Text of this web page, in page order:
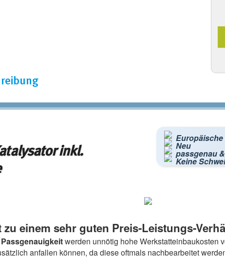
inkl.
Europäische
Neu
passgenau
Keine
zu einem sehr guten Preis-Leistungs-
werden unnötig hohe Werkstatteinbaukosten
anfallen können, da diese oftmals nachbearbeitet